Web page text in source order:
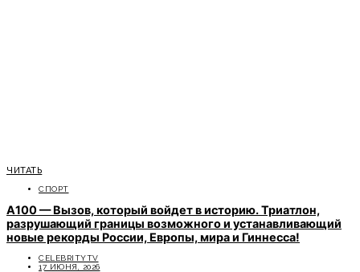
ЧИТАТЬ
СПОРТ
A100 — Вызов, который войдет в историю. Триатлон,
разрушающий границы возможного и устанавливающий
новые рекорды России, Европы, мира и Гиннесса!
CELEBRITYTV
17 ИЮНЯ, 2026